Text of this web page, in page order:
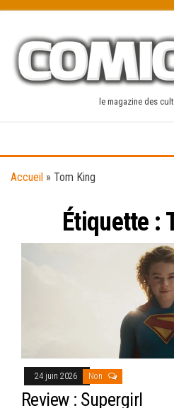
content
le magazine des
Accueil » Tom King
Étiquette :
24 juin 2026 Non
Review : Supergirl